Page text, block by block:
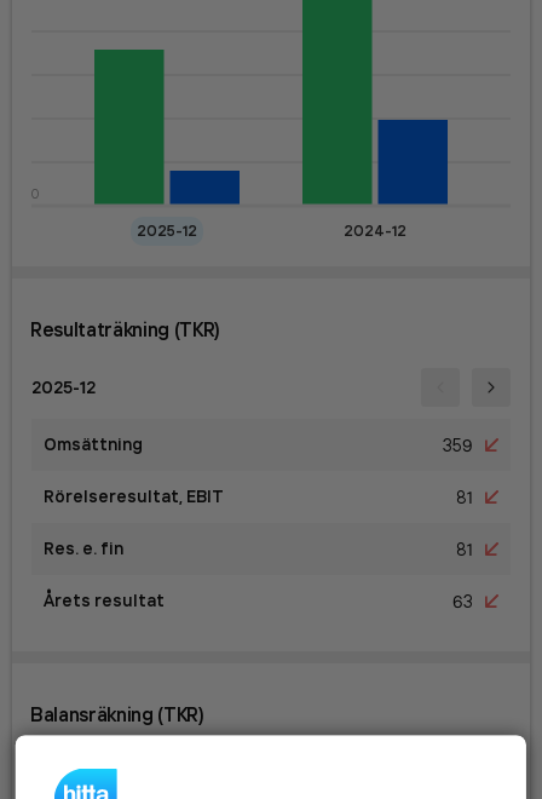
2025-12 2024-12
0
Resultaträkning (TKR)
2025-12
Omsättning 359
Rörelseresultat, EBIT 81
Res. e. fin 81
Årets resultat 63
Balansräkning (TKR)
2025-12